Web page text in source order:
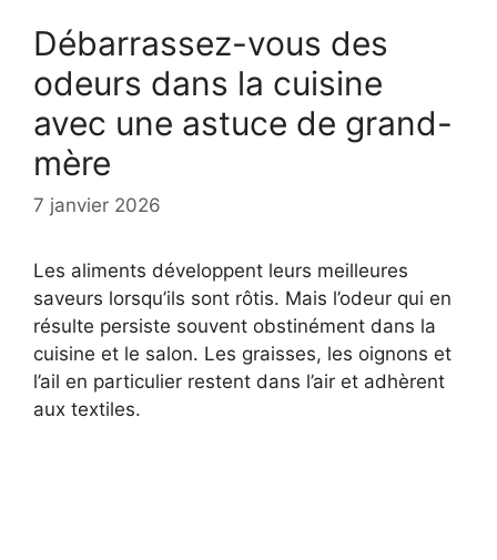
Débarrassez-vous des
odeurs dans la cuisine
avec une astuce de grand-
mère
7 janvier 2026
Les aliments développent leurs meilleures
saveurs lorsqu’ils sont rôtis. Mais l’odeur qui en
résulte persiste souvent obstinément dans la
cuisine et le salon. Les graisses, les oignons et
l’ail en particulier restent dans l’air et adhèrent
aux textiles.